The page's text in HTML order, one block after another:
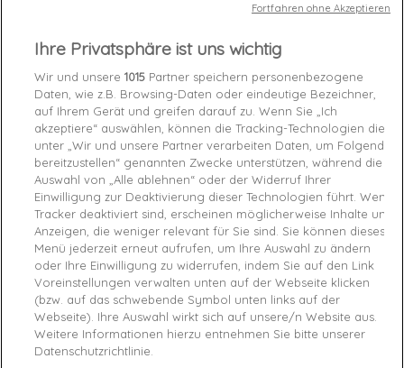
"Réassurance")
"Réassurance")
Politique retours (à modifier dans le module
"Réassurance")
Caractéristiques produit
Product Details Produktsicherheitsverordnung (GPSR)
Reference FMFLBAFAB12-BLACK 43
Data sheet
Couleur Noir
Ihre Privatsphäre ist uns wichtig
Wir und unsere1015 Partner speichern personenbezogene
Daten, wie z.B. Browsing-Daten oder eindeutige Bezeichner,
auf Ihrem Gerät und greifen darauf zu. Wenn Sie „Ich
akzeptiere“ auswählen, können die Tracking-Technologien die
unter „Wir und unsere Partner verarbeiten Daten, um Folgendes
bereitzustellen“ genannten Zwecke unterstützen, während die
Auswahl von „Alle ablehnen“ oder der Widerruf Ihrer
Einwilligung zur Deaktivierung dieser Technologien führt. Wenn
Tracker deaktiviert sind, erscheinen möglicherweise Inhalte und
Anzeigen, die weniger relevant für Sie sind. Sie können dieses
Menü jederzeit erneut aufrufen, um Ihre Auswahl zu ändern
oder Ihre Einwilligung zu widerrufen, indem Sie auf den Link
Voreinstellungen verwalten unten auf der Webseite klicken
(bzw. auf das schwebende Symbol unten links auf der
Webseite). Ihre Auswahl wirkt sich auf unsere/n Website aus.
Weitere Informationen hierzu entnehmen Sie bitte unserer
Datenschutzrichtlinie.
Fortfahren ohne Akzeptieren